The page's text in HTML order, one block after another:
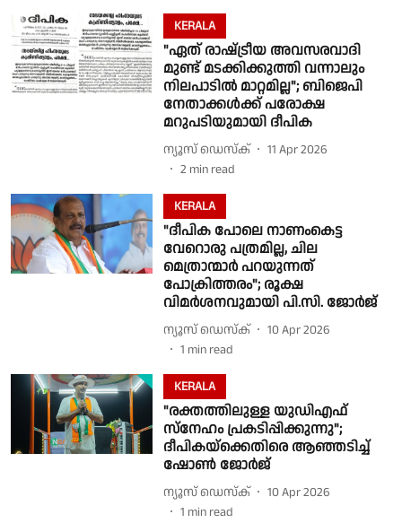
KERALA
"ഏത് രാഷ്‌ട്രീയ അവസരവാദി
മുണ്ട് മടക്കിക്കുത്തി വന്നാലും
നിലപാടിൽ മാറ്റമില്ല"; ബിജെപി
നേതാക്കൾക്ക് പരോക്ഷ
മറുപടിയുമായി ദീപിക
ന്യൂസ് ഡെസ്ക്
11 Apr 2026
2 min read
KERALA
"ദീപിക പോലെ നാണംകെട്ട
വേറൊരു പത്രമില്ല, ചില
മെത്രാന്മാര്‍ പറയുന്നത്
പോക്രിത്തരം"; രൂക്ഷ
വിമർശനവുമായി പി.സി. ജോർജ്
ന്യൂസ് ഡെസ്ക്
10 Apr 2026
1 min read
KERALA
"രക്തത്തിലുള്ള യുഡിഎഫ്
സ്നേഹം പ്രകടിപ്പിക്കുന്നു";
ദീപികയ്‌ക്കെതിരെ ആഞ്ഞടിച്ച്
ഷോൺ ജോർജ്
ന്യൂസ് ഡെസ്ക്
10 Apr 2026
1 min read